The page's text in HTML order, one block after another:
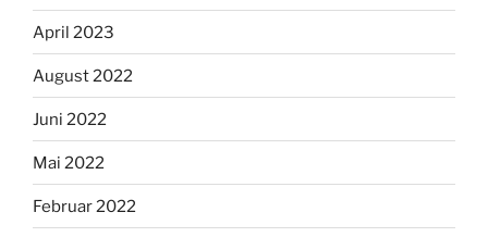
April 2023
August 2022
Juni 2022
Mai 2022
Februar 2022